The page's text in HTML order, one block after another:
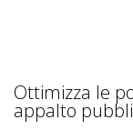
Ottimizza le
appalto